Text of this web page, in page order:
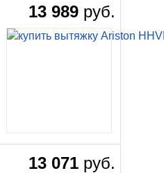
13 989 руб.
13 071 руб.